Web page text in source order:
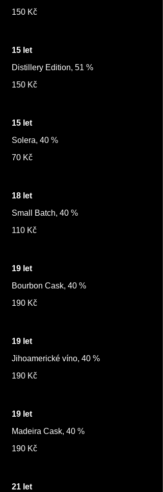
150 Kč
15 let
Distillery Edition, 51 %
150 Kč
15 let
Solera, 40 %
70 Kč
18 let
Small Batch, 40 %
110 Kč
19 let
Bourbon Cask, 40 %
190 Kč
19 let
Jihoamerické víno, 40 %
190 Kč
19 let
Madeira Cask, 40 %
190 Kč
21 let